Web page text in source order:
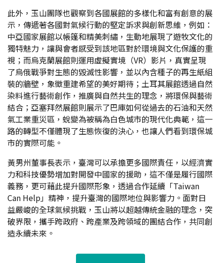
此外，玉山團隊也觀察到各國展館的多樣化和富有創意的展
示，傳遞著各國對氣候行動的堅定訴求與創新思維，例如：
中亞國家展館以帳篷和精美刺繡，生動地展現了遊牧文化的
獨特魅力，讓與會者感受到該地區對於環境與文化保護的重
視；而烏克蘭展館則運用虛擬實境（VR）影片，真實呈現
了烏俄戰爭對生態的毀滅性影響，並以內含種子的再生紙組
裝的牆壁，象徵重建希望的美好期待；土耳其展館透過自然
染料進行藝術創作，推廣與自然共生的理念，將環保與藝術
結合；亞塞拜然展館則展示了巴庫如何從過去的石油和天然
氣工業重災區，蛻變為被稱為白色城市的現代化典範，這一
路的轉型不僅體現了生態恢復的決心，也讓人們看到環保城
市的實際可能。
黃男州董事長表示，臺灣可以承擔更多國際責任，以經濟實
力和科技優勢增加對開發中國家的援助，這不僅是履行國際
義務，更可藉此提升國際形象，透過合作延續「Taiwan
Can Help」精神，提升臺灣的國際地位與影響力。面對日
益嚴峻的全球氣候挑戰，玉山將以超越傳統金融的理念，突
破界限，攜手跨政府、跨產業及跨領域的團結合作，共同創
造永續未來。